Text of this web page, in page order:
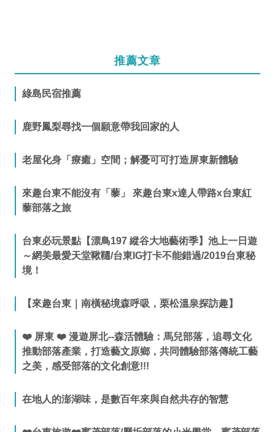
推薦文章
綠島民宿推薦
鹿野鳳梨尋找一個願意帶我回家的人
老屋化身「療癒」空間；解憂可可打造屏東新體驗
來趣台東不能沒有「藜」 來趣台東x達人帶路x台東紅
藜部落之旅
台東必玩景點【漂鳥197 縱谷大地藝術季】池上一日遊
～網美最愛天堂鞦韆/台東IG打卡不能錯過/2019台東秘
境！
【來趣台東｜南橫秘境森呼吸，栗松溫泉探訪趣】
❤️ 屏東 ❤️ 漫遊屏北--森活體驗：馬兒部落，追尋文化
推動部落產業，打造藝文原鄉，共同體驗部落傳統工藝
之美，感受部落的文化創意!!!
在地人的澎湖味，是數百年來與自然共存的智慧